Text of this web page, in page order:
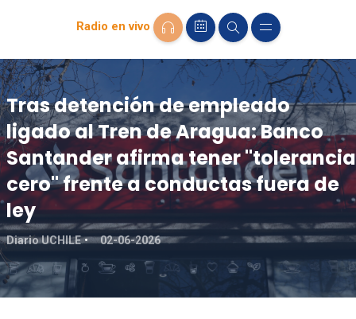
Radio en vivo
Tras detención de empleado
ligado al Tren de Aragua: Banco
Santander afirma tener "tolerancia
cero" frente a conductas fuera de
ley
Diario UCHILE 02-06-2026